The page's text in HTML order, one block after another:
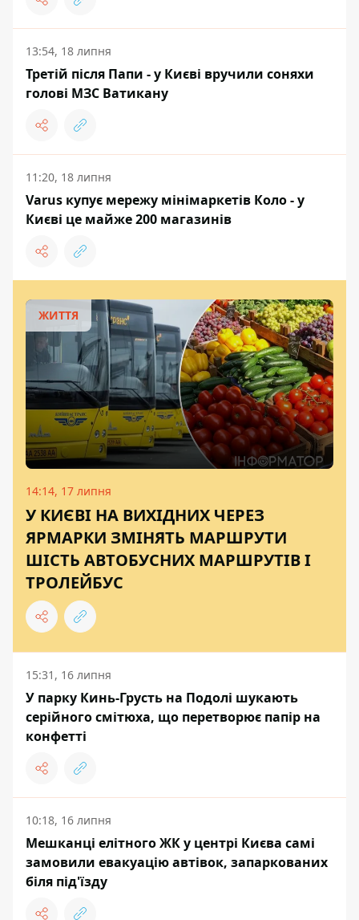
13:54, 18 липня
Третій після Папи - у Києві вручили соняхи
голові МЗС Ватикану
11:20, 18 липня
Varus купує мережу мінімаркетів Коло - у
Києві це майже 200 магазинів
ЖИТТЯ
14:14, 17 липня
У КИЄВІ НА ВИХІДНИХ ЧЕРЕЗ
ЯРМАРКИ ЗМІНЯТЬ МАРШРУТИ
ШІСТЬ АВТОБУСНИХ МАРШРУТІВ І
ТРОЛЕЙБУС
15:31, 16 липня
У парку Кинь-Грусть на Подолі шукають
серійного смітюха, що перетворює папір на
конфетті
10:18, 16 липня
Мешканці елітного ЖК у центрі Києва самі
замовили евакуацію автівок, запаркованих
біля під'їзду